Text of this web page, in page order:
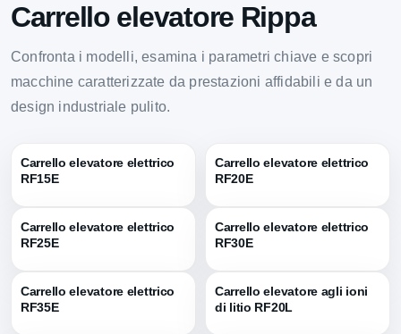
Carrello elevatore Rippa
Confronta i modelli, esamina i parametri chiave e scopri
macchine caratterizzate da prestazioni affidabili e da un
design industriale pulito.
Carrello elevatore elettrico
RF15E
Carrello elevatore elettrico
RF20E
Carrello elevatore elettrico
RF25E
Carrello elevatore elettrico
RF30E
Carrello elevatore elettrico
RF35E
Carrello elevatore agli ioni
di litio RF20L